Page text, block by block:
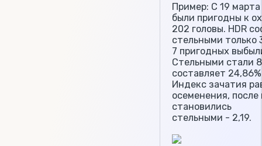
Пример: С 19
были пригодны к
202 головы. HDR
стельными
7 пригодных
Стельными стали
составляет
Индекс зачатия
осеменения,
становились
стельными - 2,19.